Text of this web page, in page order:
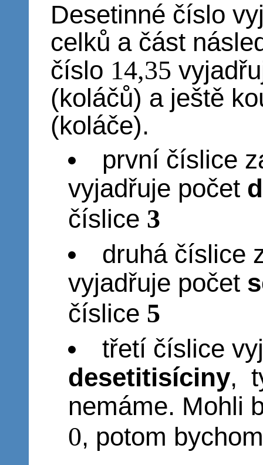
Desetinné číslo
celků a část
číslo 14,35
(koláčů) a ještě
(koláče).
první číslice
vyjadřuje počet
číslice 3
druhá číslice
vyjadřuje počet
číslice 5
třetí číslice
desetitisíciny,
nemáme. Mohli
0, potom